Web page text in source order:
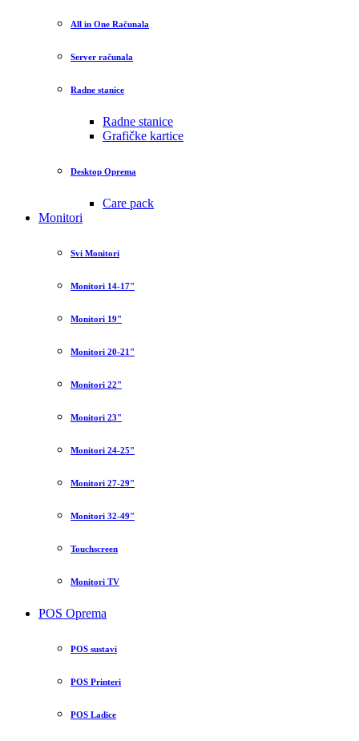
All in One Računala
Server računala
Radne stanice
Radne stanice
Grafičke kartice
Desktop Oprema
Care pack
Monitori
Svi Monitori
Monitori 14-17"
Monitori 19"
Monitori 20-21"
Monitori 22"
Monitori 23"
Monitori 24-25"
Monitori 27-29"
Monitori 32-49"
Touchscreen
Monitori TV
POS Oprema
POS sustavi
POS Printeri
POS Ladice